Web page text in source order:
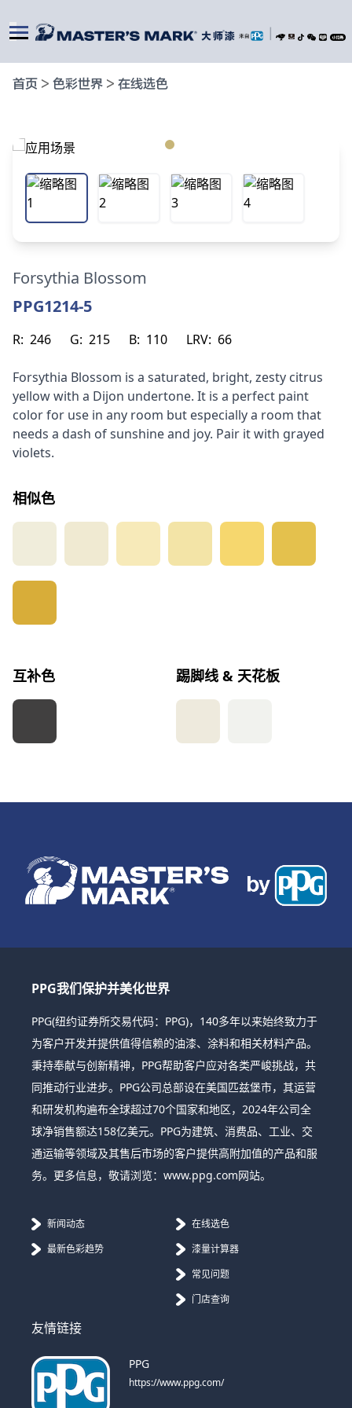
首页 > 色彩世界 > 在线选色
Forsythia Blossom
PPG1214-5
R: 246 G: 215 B: 110 LRV: 66
Forsythia Blossom is a saturated, bright, zesty citrus
yellow with a Dijon undertone. It is a perfect paint
color for use in any room but especially a room that
needs a dash of sunshine and joy. Pair it with grayed
violets.
相似色
互补色 踢脚线 & 天花板
PPG我们保护并美化世界
PPG(纽约证券所交易代码：PPG)，140多年以来始终致力于
为客户开发并提供值得信赖的油漆、涂料和相关材料产品。
秉持奉献与创新精神，PPG帮助客户应对各类严峻挑战，共
同推动行业进步。PPG公司总部设在美国匹兹堡市，其运营
和研发机构遍布全球超过70个国家和地区，2024年公司全
球净销售额达158亿美元。PPG为建筑、消费品、工业、交
通运输等领域及其售后市场的客户提供高附加值的产品和服
务。更多信息，敬请浏览：www.ppg.com网站。
新闻动态
最新色彩趋势
在线选色
漆量计算器
常见问题
门店查询
友情链接
PPG
https://www.ppg.com/